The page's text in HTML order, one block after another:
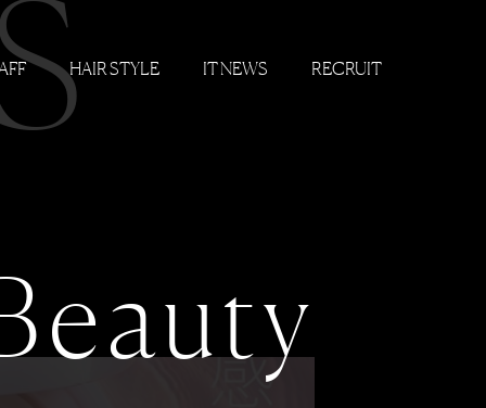
HAIR STYLE IT NEWS RECRUIT